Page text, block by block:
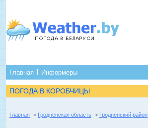
Главная Информеры
ПОГОДА В КОРОБЧИЦЫ
Главная -> Гродненская область -> Гродненский район